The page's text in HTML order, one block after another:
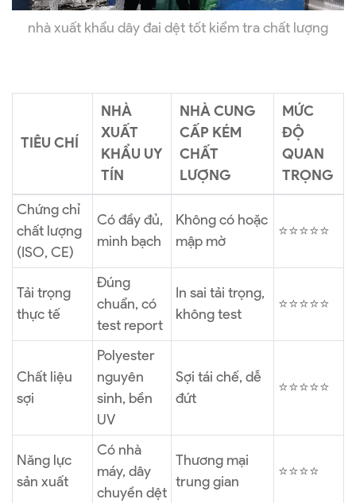
nhà xuất khẩu dây đai dệt tốt kiểm tra chất lượng
TIÊU CHÍ
NHÀ
XUẤT
KHẨU UY
TÍN
NHÀ CUNG
CẤP KÉM
CHẤT
LƯỢNG
MỨC
ĐỘ
QUAN
TRỌNG
Chứng chỉ
chất lượng
(ISO, CE)
Có đầy đủ,
minh bạch
Không có hoặc
mập mờ
⭐⭐⭐⭐⭐
Tải trọng
thực tế
Đúng
chuẩn, có
test report
In sai tải trọng,
không test
⭐⭐⭐⭐⭐
Chất liệu
sợi
Polyester
nguyên
sinh, bền
UV
Sợi tái chế, dễ
đứt
⭐⭐⭐⭐⭐
Năng lực
sản xuất
Có nhà
máy, dây
chuyền dệt
Thương mại
trung gian
⭐⭐⭐⭐